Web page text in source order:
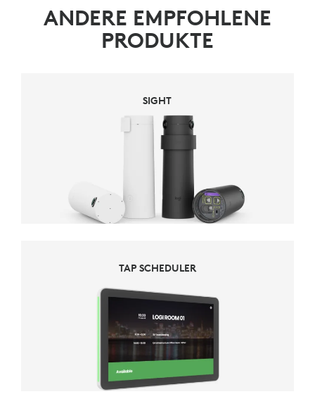
ANDERE EMPFOHLENE
PRODUKTE
SIGHT
TAP SCHEDULER